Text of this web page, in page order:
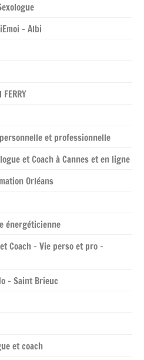
– Albi
et professionnelle
et Coach à Cannes et en ligne
Orléans
énergéticienne
Coach – Vie perso et pro –
– Saint Brieuc
et coach